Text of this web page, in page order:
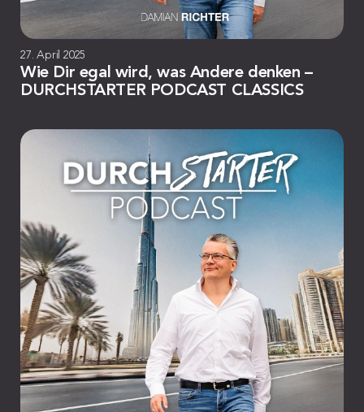
27. April 2025
Wie Dir egal wird, was Andere denken –
DURCHSTARTER PODCAST CLASSICS